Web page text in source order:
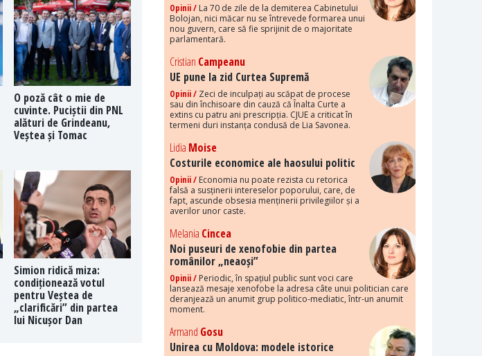
O poză cât o mie de
cuvinte. Puciștii din PNL
alături de Grindeanu,
Veștea și Tomac
Simion ridică miza:
condiționează votul
pentru Veștea de
„clarificări” din partea
lui Nicușor Dan
Opinii / La 70 de zile de la demiterea Cabinetului
Bolojan, nici măcar nu se întrevede formarea unui
nou guvern, care să fie sprijinit de o majoritate
parlamentară.
Cristian Campeanu
UE pune la zid Curtea Supremă
Opinii / Zeci de inculpați au scăpat de procese
sau din închisoare din cauză că Înalta Curte a
extins cu patru ani prescripția. CJUE a criticat în
termeni duri instanța condusă de Lia Savonea.
Lidia Moise
Costurile economice ale haosului politic
Opinii / Economia nu poate rezista cu retorica
falsă a susținerii intereselor poporului, care, de
fapt, ascunde obsesia menținerii privilegiilor și a
averilor unor caste.
Melania Cincea
Noi puseuri de xenofobie din partea
românilor „neaoși”
Opinii / Periodic, în spațiul public sunt voci care
lansează mesaje xenofobe la adresa câte unui politician care
deranjează un anumit grup politico-mediatic, într-un anumit
moment.
Armand Gosu
Unirea cu Moldova: modele istorice